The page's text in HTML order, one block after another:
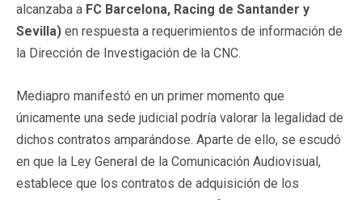
alcanzaba a FC Barcelona, Racing de Santander y
Sevilla) en respuesta a requerimientos de información de
la Dirección de Investigación de la CNC.
Mediapro manifestó en un primer momento que
únicamente una sede judicial podría valorar la legalidad de
dichos contratos amparándose. Aparte de ello, se escudó
en que la Ley General de la Comunicación Audiovisual,
establece que los contratos de adquisición de los